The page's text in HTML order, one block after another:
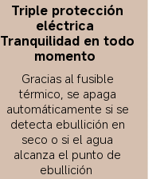
Triple protección
eléctrica
Tranquilidad en todo
momento
Gracias al fusible
térmico, se apaga
automáticamente si se
detecta ebullición en
seco o si el agua
alcanza el punto de
ebullición